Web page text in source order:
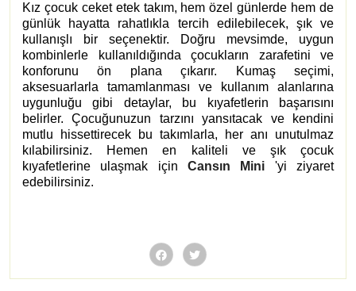
Kız çocuk ceket etek takım, hem özel günlerde hem de
günlük hayatta rahatlıkla tercih edilebilecek, şık ve
kullanışlı bir seçenektir. Doğru mevsimde, uygun
kombinlerle kullanıldığında çocukların zarafetini ve
konforunu ön plana çıkarır. Kumaş seçimi,
aksesuarlarla tamamlanması ve kullanım alanlarına
uygunluğu gibi detaylar, bu kıyafetlerin başarısını
belirler. Çocuğunuzun tarzını yansıtacak ve kendini
mutlu hissettirecek bu takımlarla, her anı unutulmaz
kılabilirsiniz. Hemen en kaliteli ve şık çocuk
kıyafetlerine ulaşmak için Cansın Mini 'yi ziyaret
edebilirsiniz.